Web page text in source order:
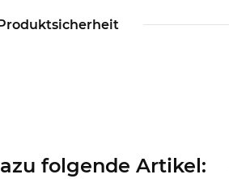
folgende Artikel: